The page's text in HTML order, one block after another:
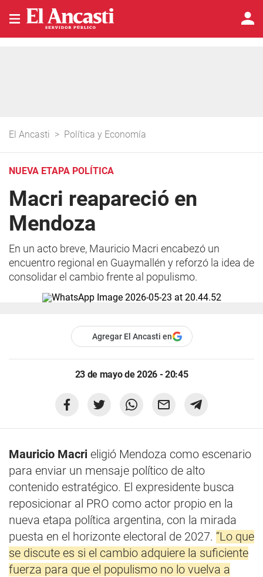
El Ancasti > Política y Economía
NUEVA ETAPA POLÍTICA
Macri reapareció en
Mendoza
En un acto breve, Mauricio Macri encabezó un
encuentro regional en Guaymallén y reforzó la idea de
consolidar el cambio frente al populismo.
Agregar El Ancasti en
23 de mayo de 2026 - 20:45
Mauricio Macri eligió Mendoza como escenario
para enviar un mensaje político de alto
contenido estratégico. El expresidente busca
reposicionar al PRO como actor propio en la
nueva etapa política argentina, con la mirada
puesta en el horizonte electoral de 2027. “Lo que
se discute es si el cambio adquiere la suficiente
fuerza para que el populismo no lo vuelva a